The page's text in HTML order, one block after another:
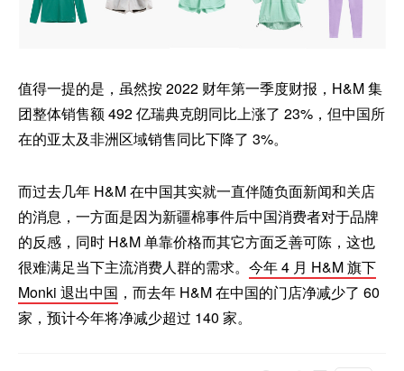
值得一提的是，虽然按 2022 财年第一季度财报，H&M 集
团整体销售额 492 亿瑞典克朗同比上涨了 23%，但中国所
在的亚太及非洲区域销售同比下降了 3%。
而过去几年 H&M 在中国其实就一直伴随负面新闻和关店
的消息，一方面是因为新疆棉事件后中国消费者对于品牌
的反感，同时 H&M 单靠价格而其它方面乏善可陈，这也
很难满足当下主流消费人群的需求。 今年 4 月 H&M 旗下
Monki 退出中国 ，而去年 H&M 在中国的门店净减少了 60
家，预计今年将净减少超过 140 家。